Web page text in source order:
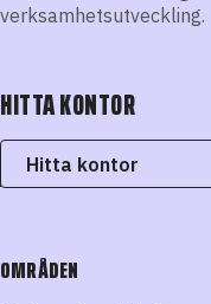
verksamhetsutveckling.
HITTA KONTOR
Hitta kontor
OMRÅDEN